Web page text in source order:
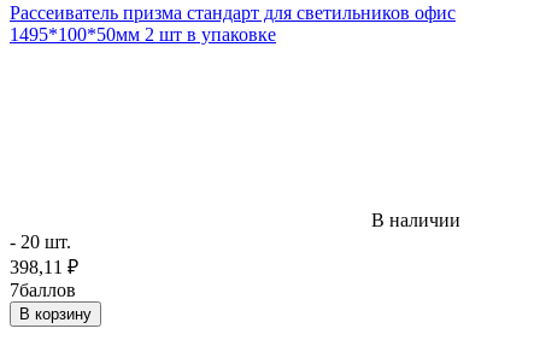
Рассеиватель призма стандарт для светильников офис
1495*100*50мм 2 шт в упаковке
В наличии
- 20 шт.
398,11 ₽
7баллов
В корзину